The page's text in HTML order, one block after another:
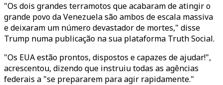
"Os dois grandes terramotos que acabaram de atingir o
grande povo da Venezuela são ambos de escala massiva
e deixaram um número devastador de mortes," disse
Trump numa publicação na sua plataforma Truth Social.
"Os EUA estão prontos, dispostos e capazes de ajudar!",
acrescentou, dizendo que instruiu todas as agências
federais a "se prepararem para agir rapidamente."